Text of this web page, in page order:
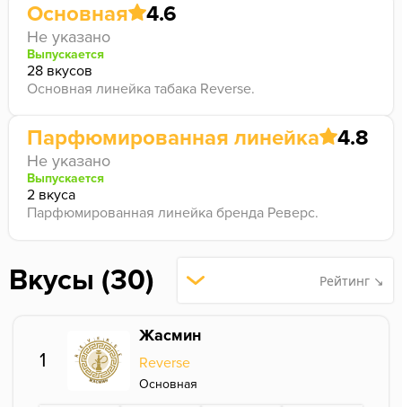
Основная 4.6
Не указано
Выпускается
28 вкусов
Основная линейка табака Reverse.
Парфюмированная линейка 4.8
Не указано
Выпускается
2 вкуса
Парфюмированная линейка бренда Реверс.
Вкусы (30) Рейтинг ↘
1
Жасмин
Reverse
Основная